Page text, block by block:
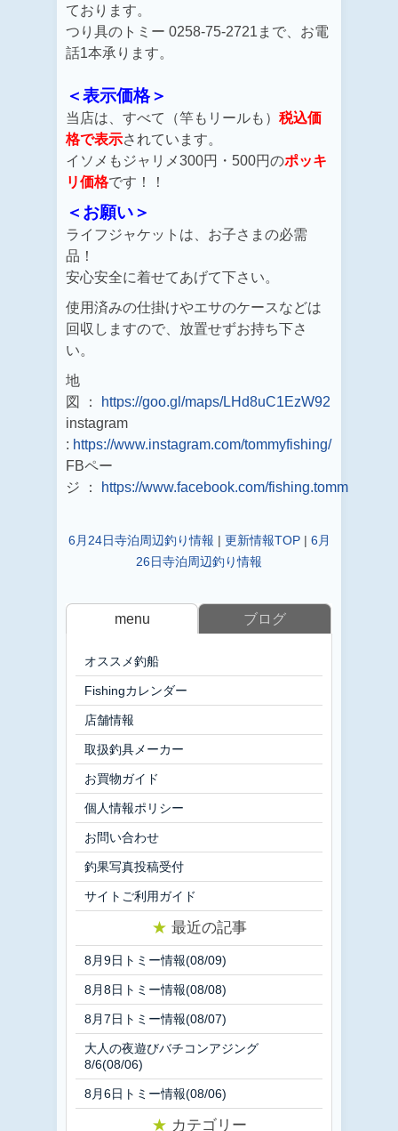
ております。
つり具のトミー 0258-75-2721まで、お電
話1本承ります。
＜表示価格＞
当店は、すべて（竿もリールも） 税込価
格で表示されています。
イソメもジャリメ300円・500円のポッキ
リ価格です！！
＜お願い＞
ライフジャケットは、お子さまの必需
品！
安心安全に着せてあげて下さい。
使用済みの仕掛けやエサのケースなどは
回収しますので、 放置せずお持ち下さ
い。
地
図 ：
https://goo.gl/maps/LHd8uC1EzW92
instagram
: https://www.instagram.com/tommyfishing/
FBペー
ジ ：
https://www.facebook.com/fishing.tomm
6月24日寺泊周辺釣り情報 | 更新情報TOP| 6月
26日寺泊周辺釣り情報
menu ブログ
オススメ釣船
Fishingカレンダー
店舗情報
取扱釣具メーカー
お買物ガイド
個人情報ポリシー
お問い合わせ
釣果写真投稿受付
サイトご利用ガイド
★ 最近の記事
8月9日トミー情報(08/09)
8月8日トミー情報(08/08)
8月7日トミー情報(08/07)
大人の夜遊びバチコンアジング
8/6(08/06)
8月6日トミー情報(08/06)
★ カテゴリー